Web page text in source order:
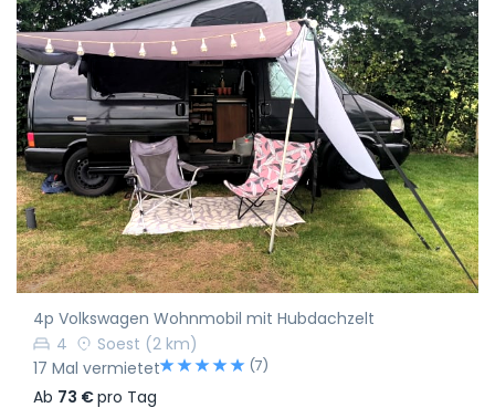
4p Volkswagen Wohnmobil mit Hubdachzelt
4
Soest (2 km)
17 Mal vermietet
(7)
Ab 73 €pro Tag